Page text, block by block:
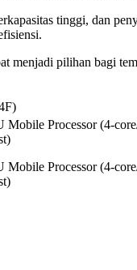
tinggi, dan
pilihan bagi
Processor (4-
Processor (4-